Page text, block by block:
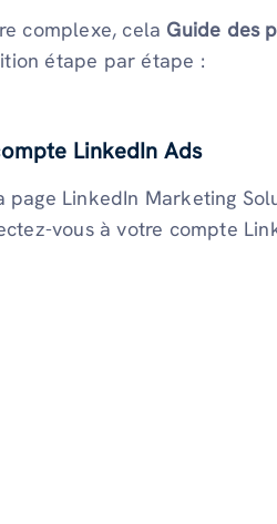
complexe, cela Guide des
étape par étape :
LinkedIn Ads
LinkedIn Marketing
vous à votre compte